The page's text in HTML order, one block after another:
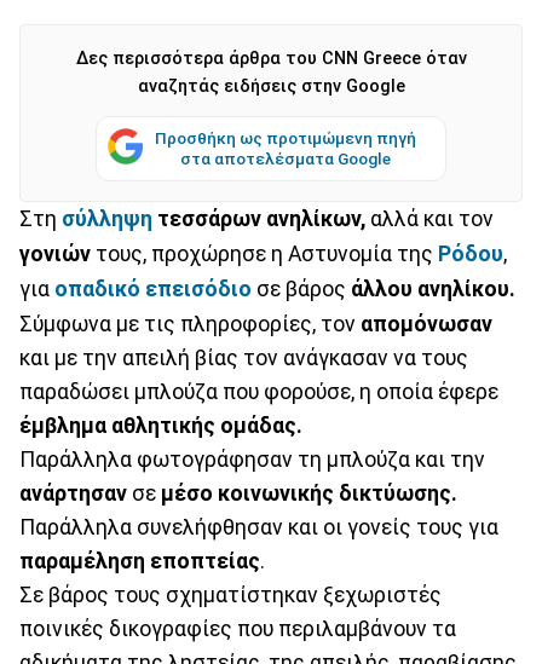
Δες περισσότερα άρθρα του CNN Greece όταν
αναζητάς ειδήσεις στην Google
Προσθήκη ως προτιμώμενη πηγή
στα αποτελέσματα Google
Στη σύλληψη τεσσάρων ανηλίκων, αλλά και τον
γονιών τους, προχώρησε η Αστυνομία της Ρόδου,
για οπαδικό επεισόδιο σε βάρος άλλου ανηλίκου.
Σύμφωνα με τις πληροφορίες, τον απομόνωσαν
και με την απειλή βίας τον ανάγκασαν να τους
παραδώσει μπλούζα που φορούσε, η οποία έφερε
έμβλημα αθλητικής ομάδας.
Παράλληλα φωτογράφησαν τη μπλούζα και την
ανάρτησαν σε μέσο κοινωνικής δικτύωσης.
Παράλληλα συνελήφθησαν και οι γονείς τους για
παραμέληση εποπτείας.
Σε βάρος τους σχηματίστηκαν ξεχωριστές
ποινικές δικογραφίες που περιλαμβάνουν τα